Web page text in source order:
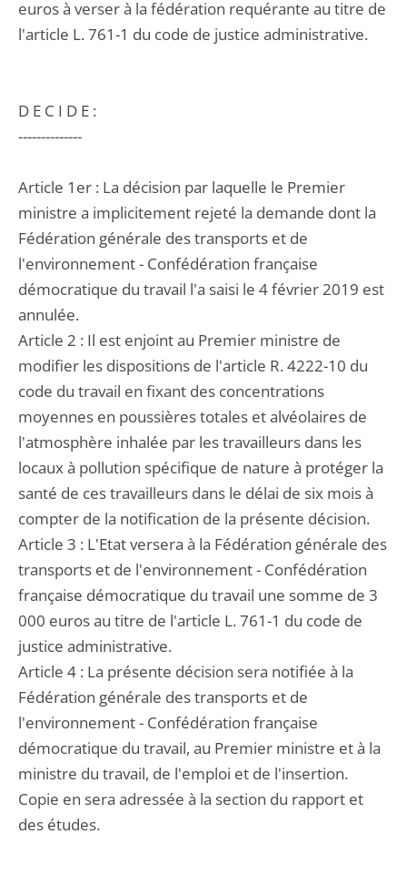
euros à verser à la fédération requérante au titre de
l'article L. 761-1 du code de justice administrative.
D E C I D E :
--------------
Article 1er : La décision par laquelle le Premier
ministre a implicitement rejeté la demande dont la
Fédération générale des transports et de
l'environnement - Confédération française
démocratique du travail l'a saisi le 4 février 2019 est
annulée.
Article 2 : Il est enjoint au Premier ministre de
modifier les dispositions de l'article R. 4222-10 du
code du travail en fixant des concentrations
moyennes en poussières totales et alvéolaires de
l'atmosphère inhalée par les travailleurs dans les
locaux à pollution spécifique de nature à protéger la
santé de ces travailleurs dans le délai de six mois à
compter de la notification de la présente décision.
Article 3 : L'Etat versera à la Fédération générale des
transports et de l'environnement - Confédération
française démocratique du travail une somme de 3
000 euros au titre de l'article L. 761-1 du code de
justice administrative.
Article 4 : La présente décision sera notifiée à la
Fédération générale des transports et de
l'environnement - Confédération française
démocratique du travail, au Premier ministre et à la
ministre du travail, de l'emploi et de l'insertion.
Copie en sera adressée à la section du rapport et
des études.